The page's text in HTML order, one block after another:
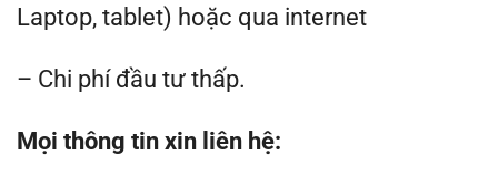
Laptop, tablet) hoặc qua internet
– Chi phí đầu tư thấp.
Mọi thông tin xin liên hệ: